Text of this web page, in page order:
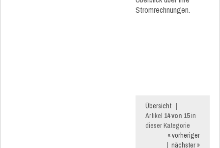
Stromrechnungen.
Übersicht
Artikel 14 von 15in
dieser Kategorie
« vorheriger
nächster »